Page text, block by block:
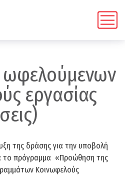
ωφελούμενων
εργασίας
της δράσης για την υποβολή
το πρόγραμμα «Προώθηση της
Κοινωφελούς